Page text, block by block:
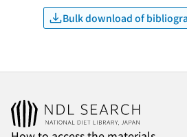
Bulk download of